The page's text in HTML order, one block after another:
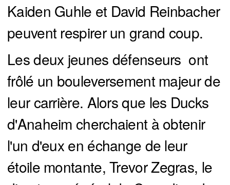
Kaiden Guhle et David Reinbacher
peuvent respirer un grand coup.
Les deux jeunes défenseurs ont
frôlé un bouleversement majeur de
leur carrière. Alors que les Ducks
d'Anaheim cherchaient à obtenir
l'un d'eux en échange de leur
étoile montante, Trevor Zegras, le